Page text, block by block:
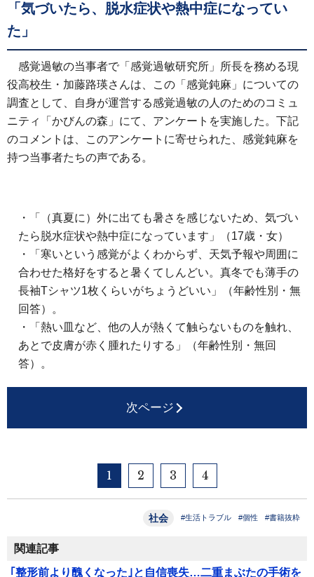
「気づいたら、脱水症状や熱中症になってい
た」
感覚過敏の当事者で「感覚過敏研究所」所長を務める現
役高校生・加藤路瑛さんは、この「感覚鈍麻」についての
調査として、自身が運営する感覚過敏の人のためのコミュ
ニティ「かびんの森」にて、アンケートを実施した。下記
のコメントは、このアンケートに寄せられた、感覚鈍麻を
持つ当事者たちの声である。
・「（真夏に）外に出ても暑さを感じないため、気づい
たら脱水症状や熱中症になっています」（17歳・女）
・「寒いという感覚がよくわからず、天気予報や周囲に
合わせた格好をすると暑くてしんどい。真冬でも薄手の
長袖Tシャツ1枚くらいがちょうどいい」（年齢性別・無
回答）。
・「熱い皿など、他の人が熱くて触らないものを触れ、
あとで皮膚が赤く腫れたりする」（年齢性別・無回
答）。
次ページ
1 2 3 4
社会 #生活トラブル #個性 #書籍抜粋
関連記事
｢整形前より醜くなった｣と自信喪失…二重まぶたの手術を